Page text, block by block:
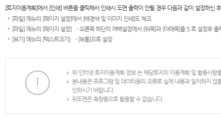
[토지이용계획]에서 [인쇄] 버튼을 클릭해서 인쇄시 도면 출력이 안될 경우 다음과 같이 설정하신
[파일] 메뉴의 [페이지 설정]에서 [배경색 및 이미지 인쇄]도 체크
[파일] 메뉴의 [페이지 설정] → 오른쪽 하단의 여백설정에서 [위쪽]과 [아래쪽]을 5 로 설정후 출
[보기] 메뉴의 [텍스트크기] → [보통]으로 설정
위 인터넷 토지이용계획 정보 는 해당토지의 이용계획 및 활용사
본내용은 프로그램 및 데이타등의 오류로 실제 내용과 일치하지
인하시기 바랍니다.
위도면은 측량용으로 활용할 수 없습니다.